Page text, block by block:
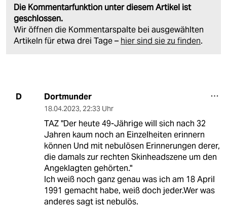
Die Kommentarfunktion unter diesem Artikel ist
geschlossen.
Wir öffnen die Kommentarspalte bei ausgewählten
Artikeln für etwa drei Tage – hier sind sie zu finden.
D Dortmunder
18.04.2023, 22:33 Uhr
TAZ "Der heute 49-Jährige will sich nach 32
Jahren kaum noch an Einzelheiten erinnern
können Und mit nebulösen Erinnerungen derer,
die damals zur rechten Skinheadszene um den
Angeklagten gehörten."
Ich weiß noch ganz genau was ich am 18 April
1991 gemacht habe, weiß doch jeder.Wer was
anderes sagt ist nebulös.